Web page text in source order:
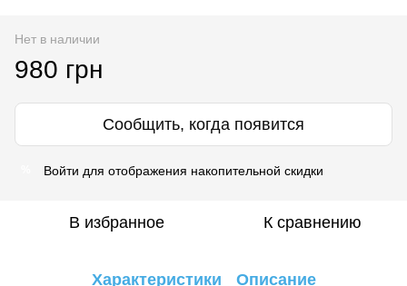
Нет в наличии
980 грн
Сообщить, когда появится
Войти для отображения накопительной скидки
В избранное К сравнению
Характеристики Описание